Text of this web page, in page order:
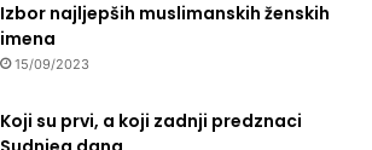
Izbor najljepših muslimanskih ženskih
imena
15/09/2023
Koji su prvi, a koji zadnji predznaci